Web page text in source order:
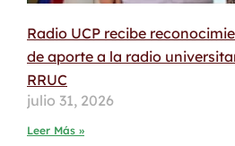
Radio UCP recibe
de aporte a la radio
RRUC
julio 31, 2026
Leer Más »